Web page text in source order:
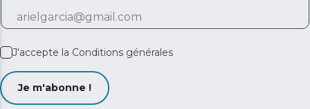
J'accepte la Conditions générales
Je m'abonne !